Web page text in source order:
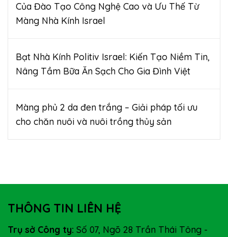
Của Đào Tạo Công Nghệ Cao và Ưu Thế Từ
Màng Nhà Kính Israel
Bạt Nhà Kính Politiv Israel: Kiến Tạo Niềm Tin,
Nâng Tầm Bữa Ăn Sạch Cho Gia Đình Việt
Màng phủ 2 da đen trắng – Giải pháp tối ưu
cho chăn nuôi và nuôi trồng thủy sản
THÔNG TIN LIÊN HỆ
Trụ sở Công ty: Số 07, Ngõ 28 Trần Thái Tông -